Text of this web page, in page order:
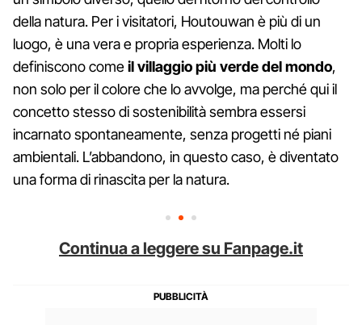
della natura. Per i visitatori, Houtouwan è più di un
luogo, è una vera e propria esperienza. Molti lo
definiscono comeil villaggio più verde del mondo,
non solo per il colore che lo avvolge, ma perché qui il
concetto stesso di sostenibilità sembra essersi
incarnato spontaneamente, senza progetti né piani
ambientali. L’abbandono, in questo caso, è diventato
una forma di rinascita per la natura.
Continua a leggere su Fanpage.it